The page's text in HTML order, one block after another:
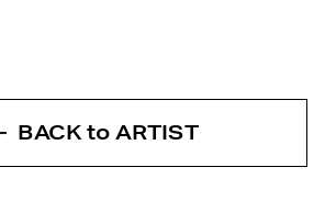
BACK to ARTIST